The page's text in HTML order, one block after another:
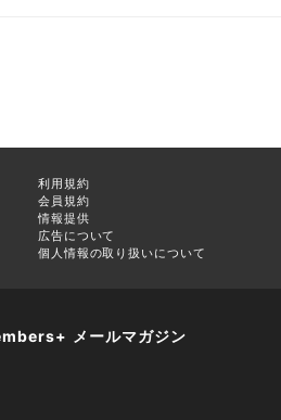
利用規約
会員規約
情報提供
広告について
個人情報の取り扱いについて
メールマガジン